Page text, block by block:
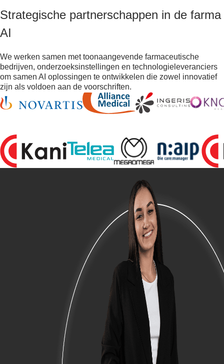
Strategische partnerschappen in de farma
AI
We werken samen met toonaangevende farmaceutische
bedrijven, onderzoeksinstellingen en technologieleveranciers
om samen AI oplossingen te ontwikkelen die zowel innovatief
zijn als voldoen aan de voorschriften.